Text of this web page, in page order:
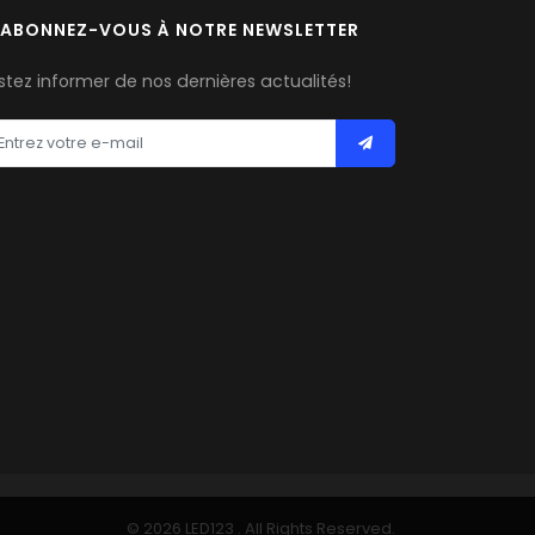
VOUS À NOTRE NEWSLETTER
informer de nos dernières actualités!
© 2026 LED123 . All Rights Reserved.